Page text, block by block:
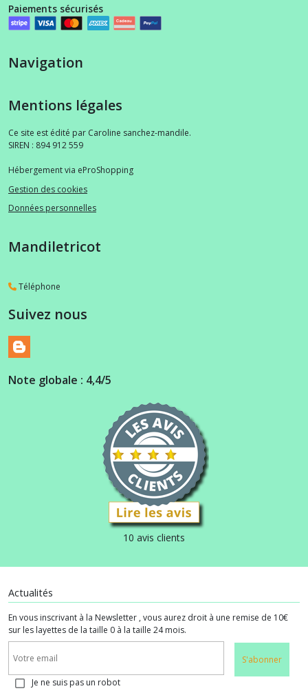
Paiements sécurisés
Navigation
Mentions légales
Ce site est édité par Caroline sanchez-mandile.
SIREN : 894 912 559
Hébergement via eProShopping
Gestion des cookies
Données personnelles
Mandiletricot
Téléphone
Suivez nous
Note globale : 4,4/5
10 avis clients
Actualités
En vous inscrivant à la Newsletter , vous aurez droit à une remise de 10€
sur les layettes de la taille 0 à la taille 24 mois.
S'abonner
Je ne suis pas un robot